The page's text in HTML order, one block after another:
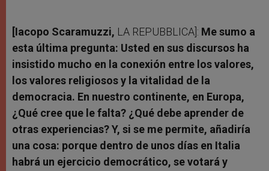
[Iacopo Scaramuzzi, LA REPUBBLICA]: Me sumo a
esta última pregunta: Usted en sus discursos ha
insistido mucho en la conexión entre los valores,
los valores religiosos y la vitalidad de la
democracia. En nuestro continente, en Europa,
¿Qué cree que le falta? ¿Qué debe aprender de
otras experiencias? Y, si se me permite, añadiría
una cosa: porque dentro de unos días en Italia
habrá un ejercicio democrático, se votará y